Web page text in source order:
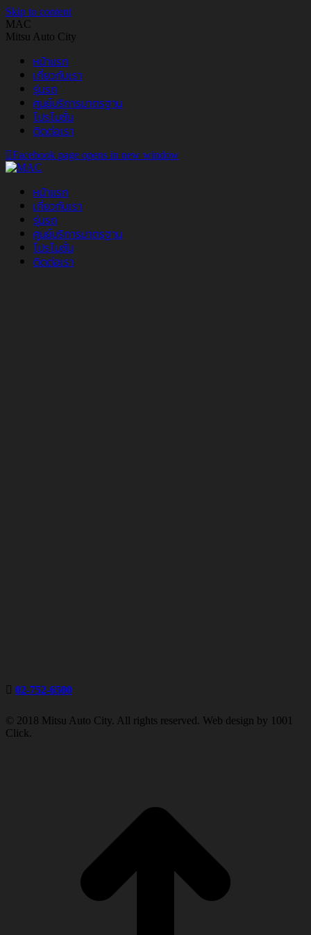
Skip to content
MAC
Mitsu Auto City
หน้าแรก
เกี่ยวกับเรา
รุ่นรถ
ศูนย์บริการมาตรฐาน
โปรโมชั่น
ติดต่อเรา
Facebook page opens in new window
หน้าแรก
เกี่ยวกับเรา
รุ่นรถ
ศูนย์บริการมาตรฐาน
โปรโมชั่น
ติดต่อเรา
02-752-6500
© 2018 Mitsu Auto City. All rights reserved. Web design by 1001
Click.